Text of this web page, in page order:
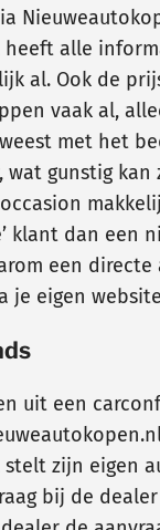
alle
al. Ook de
vaak al,
met het
gunstig kan
klant dan een
een directe
je eigen
uit een
zijn eigen
bij de